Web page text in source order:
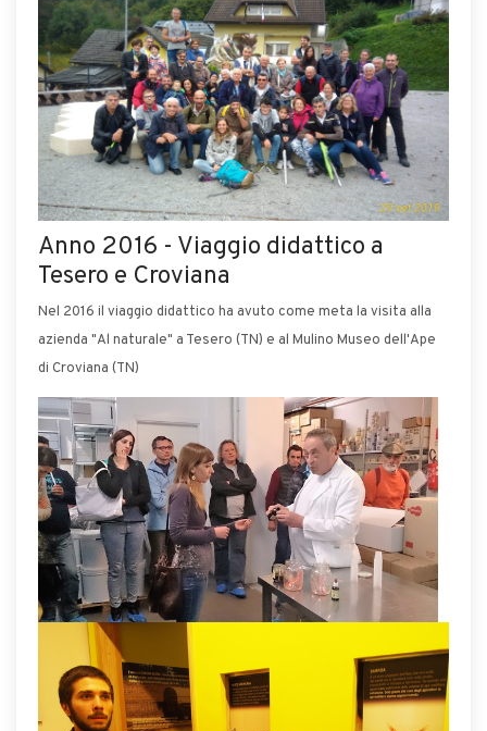
Anno 2016 - Viaggio didattico a
Tesero e Croviana
Nel 2016 il viaggio didattico ha avuto come meta la visita alla
azienda "Al naturale" a Tesero (TN) e al Mulino Museo dell'Ape
di Croviana (TN)